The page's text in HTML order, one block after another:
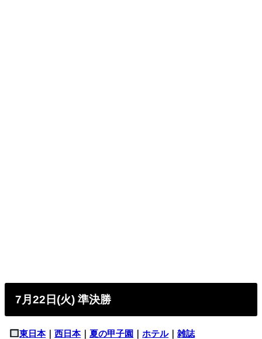
7月22日(火) 準決勝
東日本｜西日本｜夏の甲子園 ｜ホテル｜雑誌